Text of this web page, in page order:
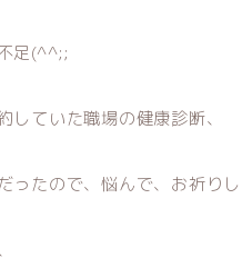
足(^^;;
していた職場の健康診断、
ったので、悩んで、お祈り